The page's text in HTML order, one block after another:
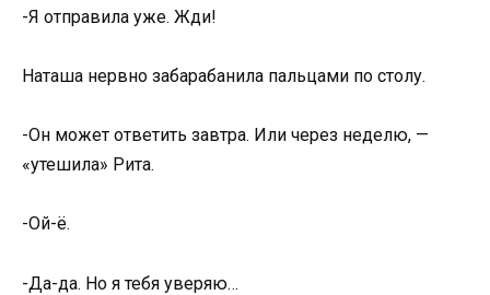
-Я отправила уже. Жди!
Наташа нервно забарабанила пальцами по столу.
-Он может ответить завтра. Или через неделю, —
«утешила» Рита.
-Ой-ё.
-Да-да. Но я тебя уверяю…